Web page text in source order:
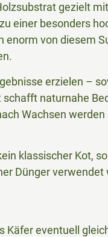
gezielt
einer besonders
von diesem
erzielen –
naturnahe
Wachsen werden
klassischer Kot,
Dünger
Käfer eventuell